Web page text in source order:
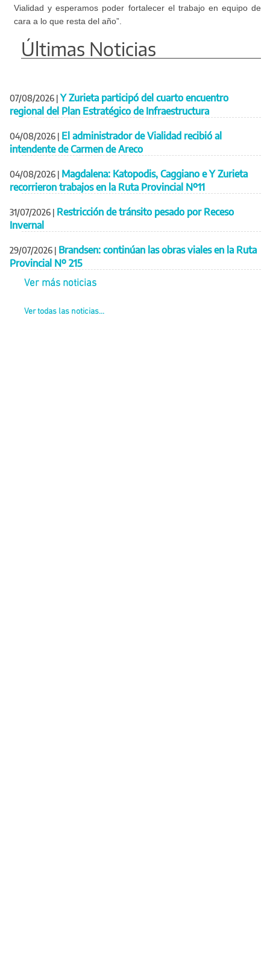
Vialidad y esperamos poder fortalecer el trabajo en equipo de
cara a lo que resta del año”.
Últimas Noticias
07/08/2026 | Y Zurieta participó del cuarto encuentro
regional del Plan Estratégico de Infraestructura
04/08/2026 | El administrador de Vialidad recibió al
intendente de Carmen de Areco
04/08/2026 | Magdalena: Katopodis, Caggiano e Y Zurieta
recorrieron trabajos en la Ruta Provincial Nº11
31/07/2026 | Restricción de tránsito pesado por Receso
Invernal
29/07/2026 | Brandsen: continúan las obras viales en la Ruta
Provincial Nº 215
Ver más noticias
Ver todas las noticias...